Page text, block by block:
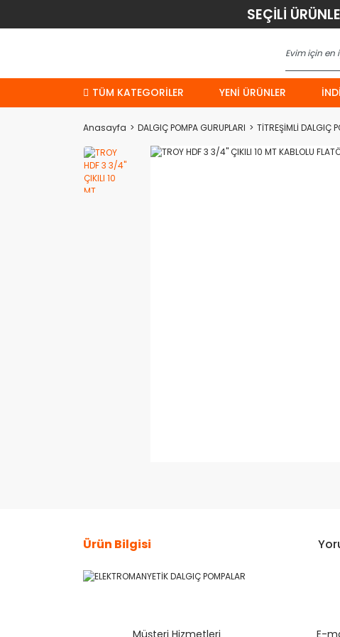
SEÇİLİ
TÜM KATEGORİLER YENI ÜRÜNLER
Anasayfa DALGIÇ POMPA GURUPLARI TİTREŞİMLİ DALGIÇ
Ürün Bilgisi
Müşteri Hizmetleri E-